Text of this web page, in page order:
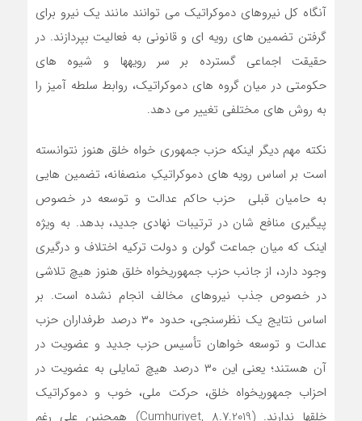
آنگاه کل نیروهای دموکراتیک می‏ توانند مانند یک نیرو برای
گرفتن تضمین های رویه ‏ای و قانونی به فعالیت بپردازند. در
حقیقت اجماعی گسترده بر سر رویه‏ها و شیوه های
حکومتی در میان گروه ‏های دموکراتیک، روابط سلطه‏ آمیز را
به روش ‏های مختلفی تغییر می دهد.
نکته مهم دیگر اینکه حزب جمهوری خواه خلق هنوز نتوانسته
است بر اساس رویه‏ های دموکراتیکِ منصفانه، تضمین هایی
به حامیان قبلی حزب حاکم عدالت و توسعه در خصوص
پی‏گیری منافع ‏شان در ترتیبات نهادی جدید، بدهد. به ویژه
اینک که میان جماعت گولن و دولت ترکیه اختلاف و درگیری
وجود دارد، از جانب حزب جمهوریخواه خلق هنوز هیچ تلاشی
در خصوص جذب نیروهای مخالف انجام نشده است. بر
اساس نتایج یک نظرسنجی، حدود ۳۰ درصد طرفداران حزب
عدالت و توسعه خواهان تأسیس حزب جدید و عضویت در
آن هستند؛ یعنی این ۳۰ درصد هیچ تمایلی به عضویت در
احزاب جمهوریخواه خلق، حرکت ملی، خوب و دموکراتیک
خلقها ندارند. (Cumhuriyet, 8.7.2019) همچنین علی ‏رغم